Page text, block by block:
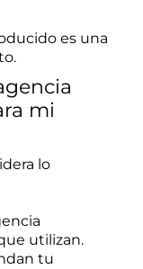
es una
mi
lo
utilizan.
tu